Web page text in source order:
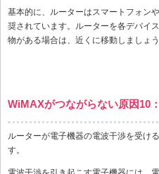
基本的に、ルーターはスマートフォン
奨されています。ルーターを各デバイ
物がある場合は、近くに移動しましょう
WiMAXがつながらない原因10
ルーターが電子機器の電波干渉を受け
す。